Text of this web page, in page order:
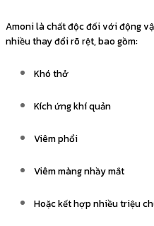
Amoni là chất độc đối với động
nhiều thay đổi rõ rệt, bao gồm:
Khó thở
Kích ứng khí quản
Viêm phổi
Viêm màng nhầy mắt
Hoặc kết hợp nhiều triệu